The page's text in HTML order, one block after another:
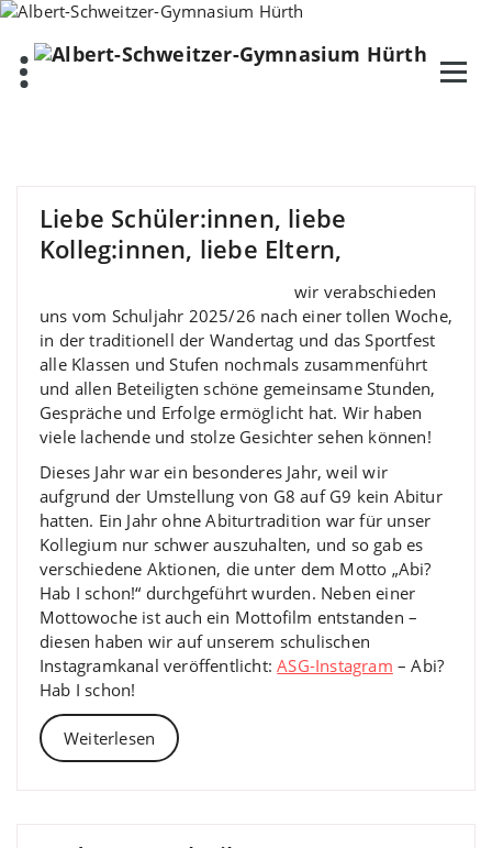
Zum
springen
Liebe Schüler:innen, liebe
Kolleg:innen, liebe Eltern,
wir verabschieden
uns vom Schuljahr 2025/26 nach einer tollen Woche,
in der traditionell der Wandertag und das Sportfest
alle Klassen und Stufen nochmals zusammenführt
und allen Beteiligten schöne gemeinsame Stunden,
Gespräche und Erfolge ermöglicht hat. Wir haben
viele lachende und stolze Gesichter sehen können!
Dieses Jahr war ein besonderes Jahr, weil wir
aufgrund der Umstellung von G8 auf G9 kein Abitur
hatten. Ein Jahr ohne Abiturtradition war für unser
Kollegium nur schwer auszuhalten, und so gab es
verschiedene Aktionen, die unter dem Motto „Abi?
Hab I schon!“ durchgeführt wurden. Neben einer
Mottowoche ist auch ein Mottofilm entstanden –
diesen haben wir auf unserem schulischen
Instagramkanal veröffentlicht:ASG-Instagram – Abi?
Hab I schon!
Weiterlesen